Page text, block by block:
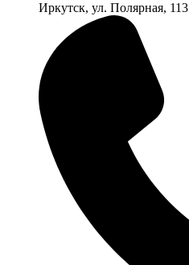
Иркутск, ул. Полярная, 113